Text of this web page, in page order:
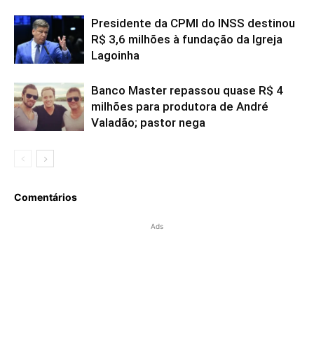
Presidente da CPMI do INSS destinou
R$ 3,6 milhões à fundação da Igreja
Lagoinha
Banco Master repassou quase R$ 4
milhões para produtora de André
Valadão; pastor nega
Comentários
Ads